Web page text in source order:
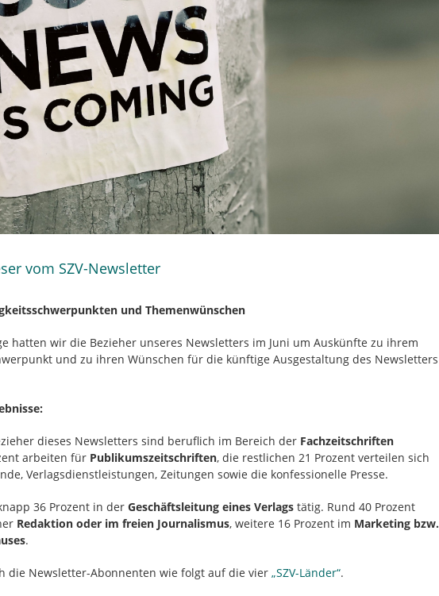
vom SZV-Newsletter
und Themenwünschen
hatten wir die Bezieher unseres Newsletters im Juni um Auskünfte zu ihrem
und zu ihren Wünschen für die künftige Ausgestaltung des Newsletters
dieses Newsletters sind beruflich im Bereich der Fachzeitschriften
arbeiten für Publikumszeitschriften, die restlichen 21 Prozent verteilen sich
Verlagsdienstleistungen, Zeitungen sowie die konfessionelle Presse.
36 Prozent in der Geschäftsleitung eines Verlags tätig. Rund 40 Prozent
Redaktion oder im freien Journalismus, weitere 16 Prozent im Marketing bzw.
.
die Newsletter-Abonnenten wie folgt auf die vier „SZV-Länder“.